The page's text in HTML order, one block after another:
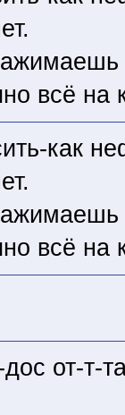
всё на
как
всё на
от-т-